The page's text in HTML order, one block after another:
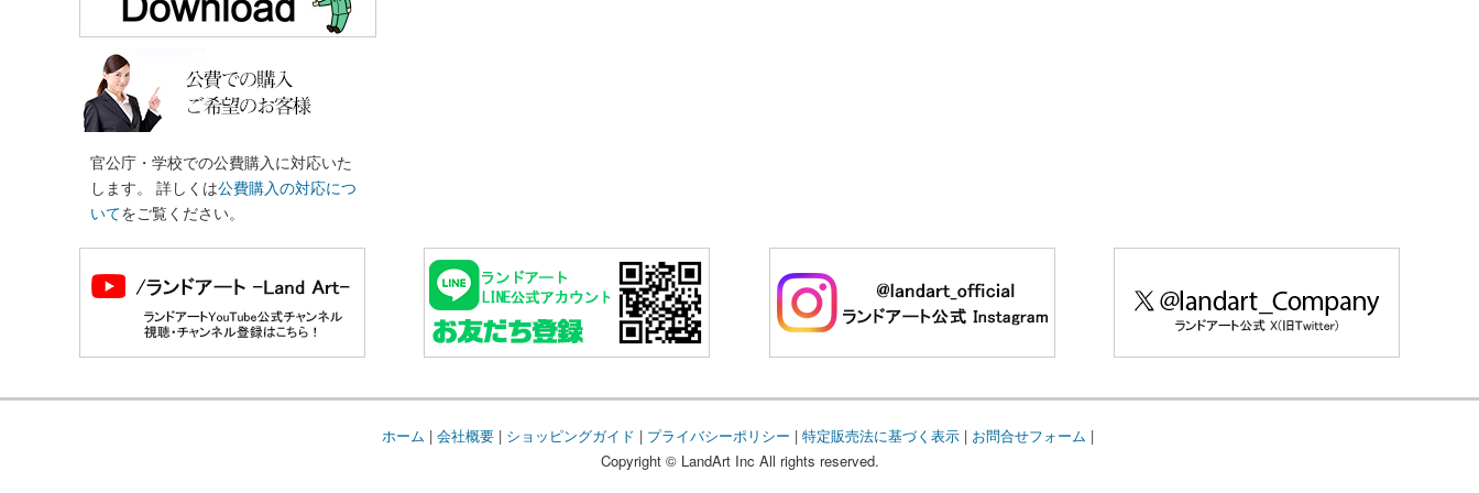
官公庁・学校での公費購入に対応いた
します。 詳しくは公費購入の対応につ
いてをご覧ください。
ホーム | 会社概要| ショッピングガイド | プライバシーポリシー | 特定販売法に基づく表示| お問合せフォーム |
Copyright © LandArt Inc All rights reserved.